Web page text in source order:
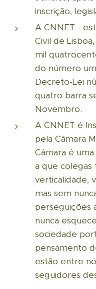
inscrição,
A CNNET -
Civil de
mil
do número
Decreto-Lei
quatro barra
Novembro.
A CNNET é
pela Câmara
Câmara é
a que colegas
verticalidade,
mas sem
perseguições
nunca
sociedade
pensamento
estão entre
seguidores